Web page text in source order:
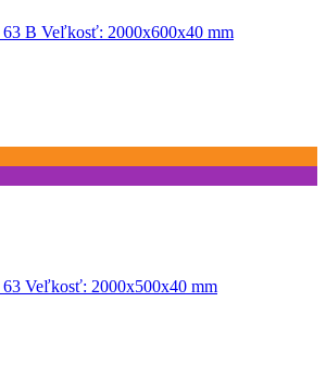
B Veľkosť: 2000x600x40 mm
Veľkosť: 2000x500x40 mm